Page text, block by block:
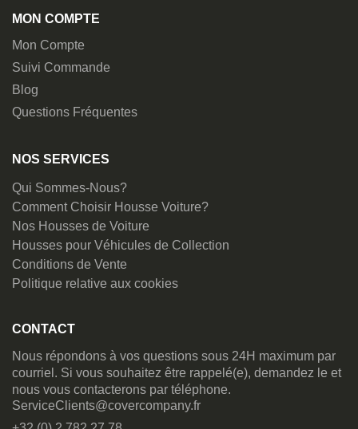
MON COMPTE
Mon Compte
Suivi Commande
Blog
Questions Fréquentes
NOS SERVICES
Qui Sommes-Nous?
Comment Choisir Housse Voiture?
Nos Housses de Voiture
Housses pour Véhicules de Collection
Conditions de Vente
Politique relative aux cookies
CONTACT
Nous répondons à vos questions sous 24H maximum par
courriel. Si vous souhaitez être rappelé(e), demandez le et
nous vous contacterons par téléphone.
ServiceClients@covercompany.fr